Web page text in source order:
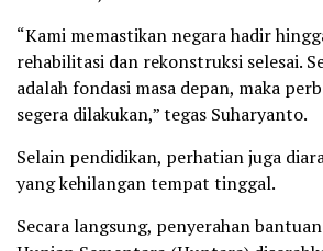
“Kami memastikan negara hadir
rehabilitasi dan rekonstruksi selesai.
adalah fondasi masa depan, maka
segera dilakukan,” tegas Suharyanto.
Selain pendidikan, perhatian juga
yang kehilangan tempat tinggal.
Secara langsung, penyerahan